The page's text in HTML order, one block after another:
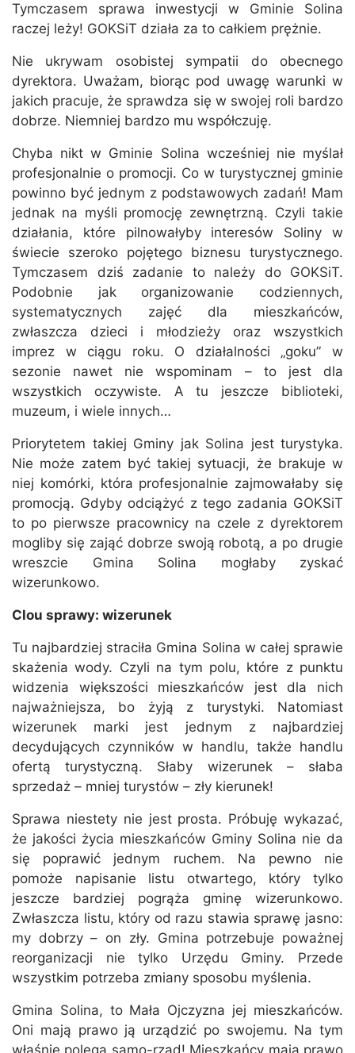
Tymczasem sprawa inwestycji w Gminie Solina
raczej leży! GOKSiT działa za to całkiem prężnie.
Nie ukrywam osobistej sympatii do obecnego
dyrektora. Uważam, biorąc pod uwagę warunki w
jakich pracuje, że sprawdza się w swojej roli bardzo
dobrze. Niemniej bardzo mu współczuję.
Chyba nikt w Gminie Solina wcześniej nie myślał
profesjonalnie o promocji. Co w turystycznej gminie
powinno być jednym z podstawowych zadań! Mam
jednak na myśli promocję zewnętrzną. Czyli takie
działania, które pilnowałyby interesów Soliny w
świecie szeroko pojętego biznesu turystycznego.
Tymczasem dziś zadanie to należy do GOKSiT.
Podobnie jak organizowanie codziennych,
systematycznych zajęć dla mieszkańców,
zwłaszcza dzieci i młodzieży oraz wszystkich
imprez w ciągu roku. O działalności „goku” w
sezonie nawet nie wspominam – to jest dla
wszystkich oczywiste. A tu jeszcze biblioteki,
muzeum, i wiele innych…
Priorytetem takiej Gminy jak Solina jest turystyka.
Nie może zatem być takiej sytuacji, że brakuje w
niej komórki, która profesjonalnie zajmowałaby się
promocją. Gdyby odciążyć z tego zadania GOKSiT
to po pierwsze pracownicy na czele z dyrektorem
mogliby się zająć dobrze swoją robotą, a po drugie
wreszcie Gmina Solina mogłaby zyskać
wizerunkowo.
Clou sprawy: wizerunek
Tu najbardziej straciła Gmina Solina w całej sprawie
skażenia wody. Czyli na tym polu, które z punktu
widzenia większości mieszkańców jest dla nich
najważniejsza, bo żyją z turystyki. Natomiast
wizerunek marki jest jednym z najbardziej
decydujących czynników w handlu, także handlu
ofertą turystyczną. Słaby wizerunek – słaba
sprzedaż – mniej turystów – zły kierunek!
Sprawa niestety nie jest prosta. Próbuję wykazać,
że jakości życia mieszkańców Gminy Solina nie da
się poprawić jednym ruchem. Na pewno nie
pomoże napisanie listu otwartego, który tylko
jeszcze bardziej pogrąża gminę wizerunkowo.
Zwłaszcza listu, który od razu stawia sprawę jasno:
my dobrzy – on zły. Gmina potrzebuje poważnej
reorganizacji nie tylko Urzędu Gminy. Przede
wszystkim potrzeba zmiany sposobu myślenia.
Gmina Solina, to Mała Ojczyzna jej mieszkańców.
Oni mają prawo ją urządzić po swojemu. Na tym